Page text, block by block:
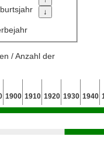
/ Anzahl der
1900 1910 1920 1930 1940